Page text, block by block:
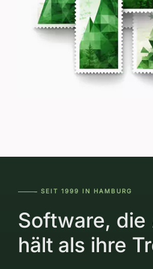
―――-- SEIT 1999 IN HAMBURG
Software, die
hält als ihre